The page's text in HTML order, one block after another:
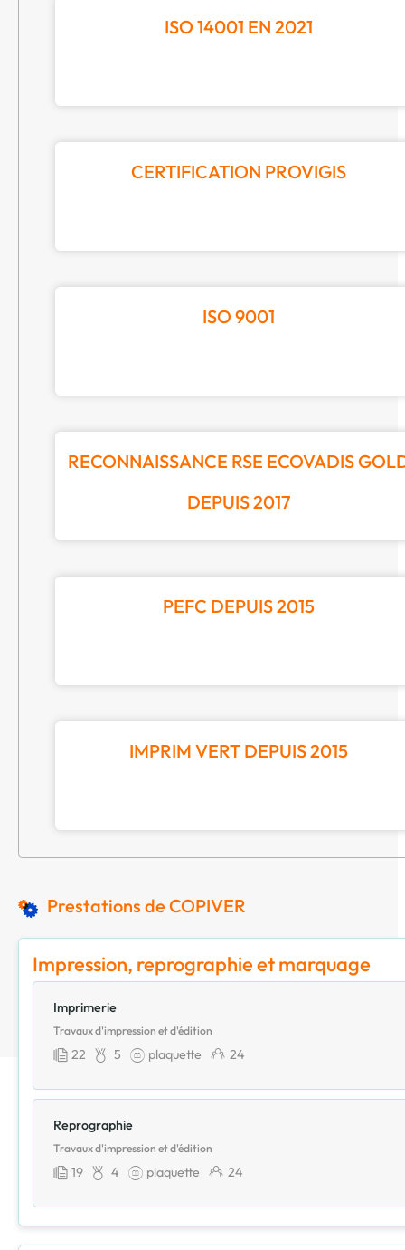
ISO 14001 EN 2021
CERTIFICATION PROVIGIS
ISO 9001
RECONNAISSANCE RSE ECOVADIS
DEPUIS 2017
PEFC DEPUIS 2015
IMPRIM VERT DEPUIS 2015
Prestations de COPIVER
Impression, reprographie et marquage
Imprimerie
Travaux d'impression et d'édition
22 5 plaquette 24
Reprographie
Travaux d'impression et d'édition
19 4 plaquette 24